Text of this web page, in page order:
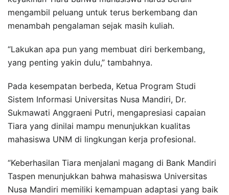
mengambil peluang untuk terus berkembang dan
menambah pengalaman sejak masih kuliah.
“Lakukan apa pun yang membuat diri berkembang,
yang penting yakin dulu,” tambahnya.
Pada kesempatan berbeda, Ketua Program Studi
Sistem Informasi Universitas Nusa Mandiri, Dr.
Sukmawati Anggraeni Putri, mengapresiasi capaian
Tiara yang dinilai mampu menunjukkan kualitas
mahasiswa UNM di lingkungan kerja profesional.
“Keberhasilan Tiara menjalani magang di Bank Mandiri
Taspen menunjukkan bahwa mahasiswa Universitas
Nusa Mandiri memiliki kemampuan adaptasi yang baik